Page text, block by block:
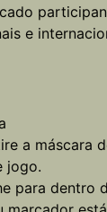
e
a máscara
jogo.
para dentro